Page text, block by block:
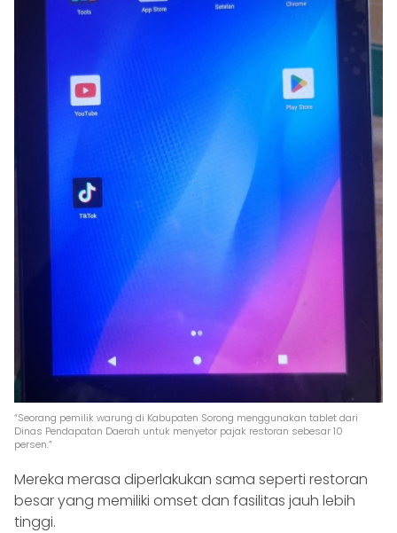
“Seorang pemilik warung di Kabupaten Sorong menggunakan tablet dari
Dinas Pendapatan Daerah untuk menyetor pajak restoran sebesar 10
persen.”
Mereka merasa diperlakukan sama seperti restoran
besar yang memiliki omset dan fasilitas jauh lebih
tinggi.